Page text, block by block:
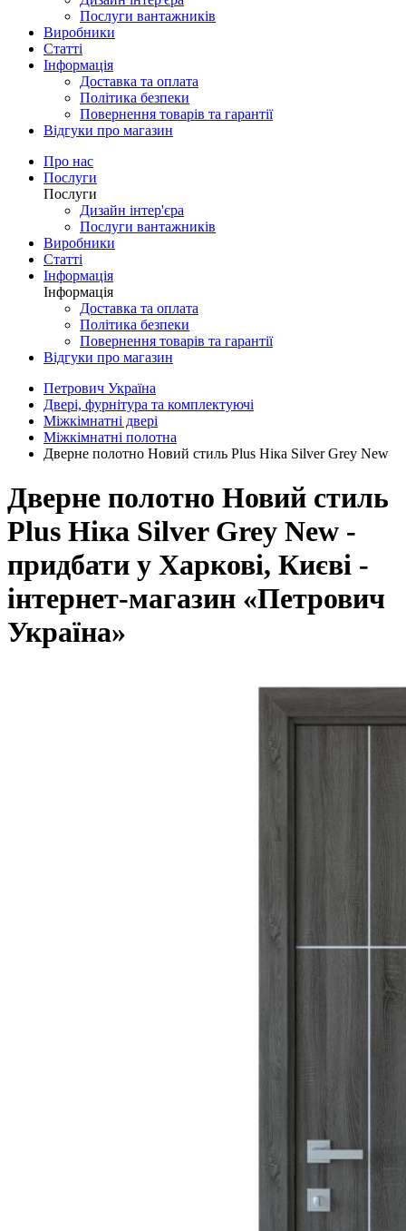
Послуги вантажників
Виробники
Статті
Інформація
Доставка та оплата
Політика безпеки
Повернення товарів та гарантії
Відгуки про магазин
Про нас
Послуги
Послуги
Дизайн інтер'єра
Послуги вантажників
Виробники
Статті
Інформація
Інформація
Доставка та оплата
Політика безпеки
Повернення товарів та гарантії
Відгуки про магазин
Петрович Україна
Двері, фурнітура та комплектуючі
Міжкімнатні двері
Міжкімнатні полотна
Дверне полотно Новий стиль Plus Ніка Silver Grey New
Дверне полотно Новий стиль
Plus Ніка Silver Grey New -
придбати у Харкові, Києві -
інтернет-магазин «Петрович
Україна»